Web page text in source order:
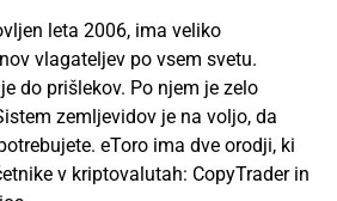
leta 2006, ima veliko
vlagateljev po vsem svetu.
do prišlekov. Po njem je zelo
zemljevidov je na voljo, da
eToro ima dve orodji, ki
v kriptovalutah: CopyTrader in